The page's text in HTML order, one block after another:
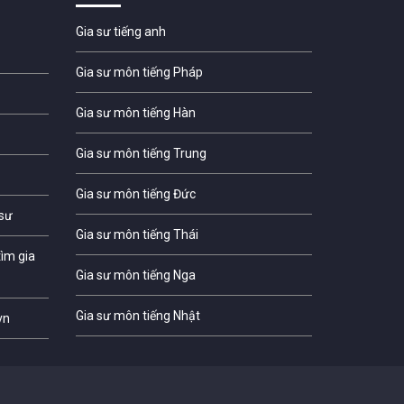
gia
Gia sư tiếng anh
Gia sư môn tiếng Pháp
Gia sư môn tiếng Hàn
Gia sư môn tiếng Trung
Gia sư môn tiếng Đức
Gia sư môn tiếng Thái
Gia sư môn tiếng Nga
Gia sư môn tiếng Nhật